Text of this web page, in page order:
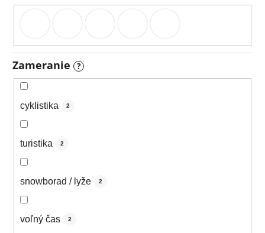
Zameranie ?
cyklistika 2
turistika 2
snowborad / lyže 2
voľný čas 2